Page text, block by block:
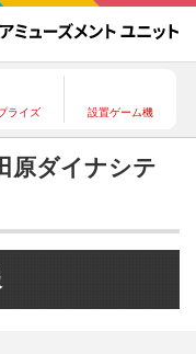
ライズ 設置ゲーム機
原ダイナシテ